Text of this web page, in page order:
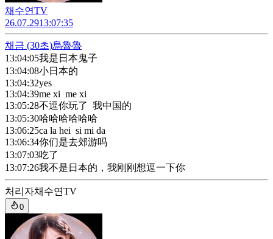
채수연TV
26.07.2913:07:35
채금 (30초)烏魯魯
13:04:05我是日本鬼子
13:04:08小日本的
13:04:32yes
13:04:39me xi me xi
13:05:28不逗你玩了 我中国的
13:05:30哈哈哈哈哈哈
13:06:25ca la hei si mi da
13:06:34你们是去郊游吗
13:07:03吃了
13:07:26我不是日本的，我刚刚想逗一下你
처리자채수연TV
0